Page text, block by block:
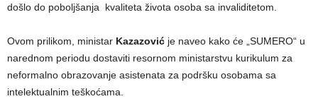
došlo do poboljšanja kvaliteta života osoba sa invaliditetom.
Ovom prilikom, ministar Kazazović je naveo kako će „SUMERO“ u
narednom periodu dostaviti resornom ministarstvu kurikulum za
neformalno obrazovanje asistenata za podršku osobama sa
intelektualnim teškoćama.